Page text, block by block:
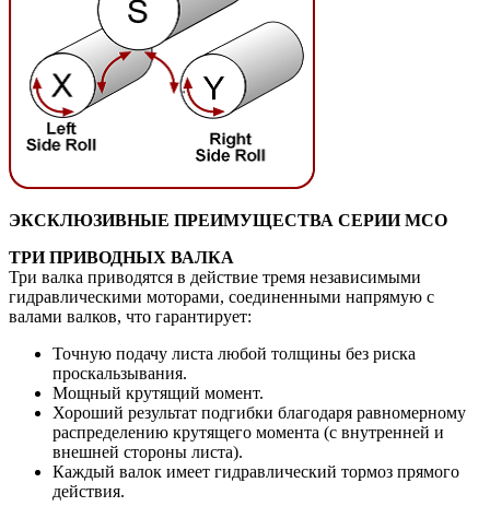
ЭКСКЛЮЗИВНЫЕ ПРЕИМУЩЕСТВА СЕРИИ MCO
ТРИ ПРИВОДНЫХ ВАЛКА
Три валка приводятся в действие тремя независимыми
гидравлическими моторами, соединенными напрямую с
валами валков, что гарантирует:
Точную подачу листа любой толщины без риска
проскальзывания.
Мощный крутящий момент.
Хороший результат подгибки благодаря равномерному
распределению крутящего момента (с внутренней и
внешней стороны листа).
Каждый валок имеет гидравлический тормоз прямого
действия.